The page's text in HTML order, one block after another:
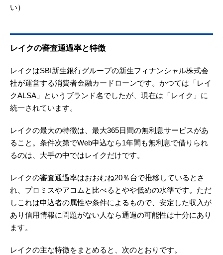
い）
レイクの審査通過率と特徴
レイクはSBI新生銀行グループの新生フィナンシャル株式会
社が運営する消費者金融カードローンです。かつては「レイ
クALSA」というブランド名でしたが、現在は「レイク」に
統一されています。
レイクの最大の特徴は、最大365日間の無利息サービスがあ
ること。条件次第でWeb申込なら1年間も無利息で借りられ
るのは、大手の中ではレイクだけです。
レイクの審査通過率はおおむね20％台で推移しているとさ
れ、プロミスやアコムと比べるとやや低めの水準です。ただ
しこれは申込者の属性や条件によるもので、安定した収入が
あり信用情報に問題がない人なら通過の可能性は十分にあり
ます。
レイクの主な特徴をまとめると、次のとおりです。